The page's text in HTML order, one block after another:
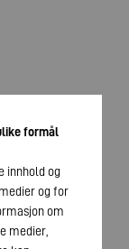
formål
innhold og
og for
om
medier,